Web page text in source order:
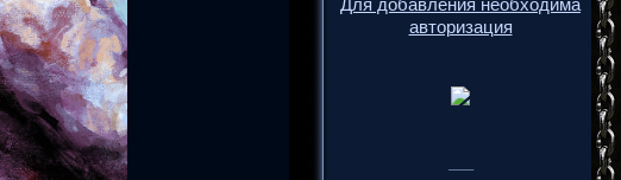
авторизация